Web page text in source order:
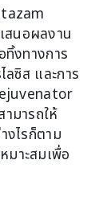
นอผลงาน
งทางการ
ลซิส และการ
มารถให้
งไรก็ตาม
มาะสมเพื่อ